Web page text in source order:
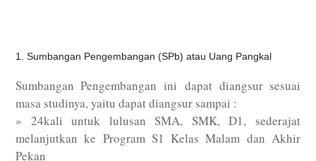
1. Sumbangan Pengembangan (SPb) atau Uang Pangkal
Sumbangan Pengembangan ini dapat diangsur sesuai
masa studinya, yaitu dapat diangsur sampai :
» 24kali untuk lulusan SMA, SMK, D1, sederajat
melanjutkan ke Program S1 Kelas Malam dan Akhir
Pekan